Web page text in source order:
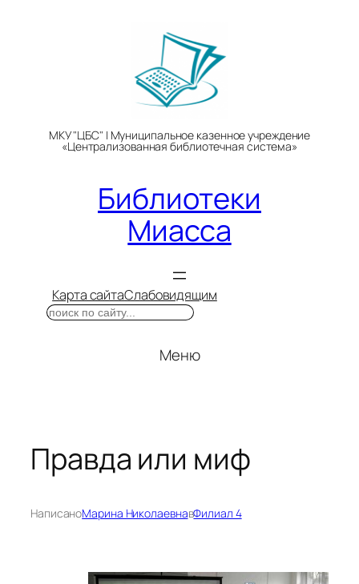
МКУ "ЦБС" | Муниципальное казенное учреждение
«Централизованная библиотечная система»
Библиотеки
Миасса
Карта сайтаСлабовидящим
Поиск
Меню
Правда или миф
НаписаноМарина НиколаевнавФилиал 4